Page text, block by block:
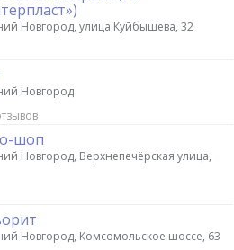
Новгород, улица Куйбышева, 32
Новгород
шоп
Новгород, Верхнепечёрская улица,
Новгород, Комсомольское шоссе, 63